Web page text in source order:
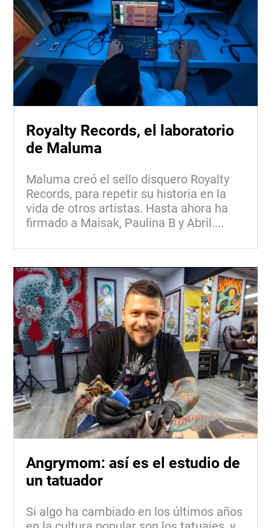
Royalty Records, el laboratorio
de Maluma
Maluma creó el sello disquero Royalty
Records, para repetir su historia en la
vida de otros artistas. Hasta ahora ha
firmado a Maisak, Paulina B y Abril....
Angrymom: así es el estudio de
un tatuador
Si algo ha cambiado en los últimos años